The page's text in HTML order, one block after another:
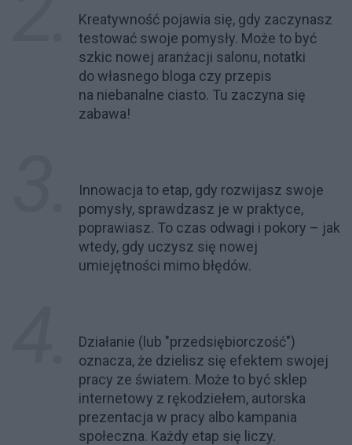
Kreatywność pojawia się, gdy zaczynasz
testować swoje pomysły. Może to być
szkic nowej aranżacji salonu, notatki
do własnego bloga czy przepis
na niebanalne ciasto. Tu zaczyna się
zabawa!
Innowacja to etap, gdy rozwijasz swoje
pomysły, sprawdzasz je w praktyce,
poprawiasz. To czas odwagi i pokory – jak
wtedy, gdy uczysz się nowej
umiejętności mimo błędów.
Działanie (lub "przedsiębiorczość")
oznacza, że dzielisz się efektem swojej
pracy ze światem. Może to być sklep
internetowy z rękodziełem, autorska
prezentacja w pracy albo kampania
społeczna. Każdy etap się liczy.